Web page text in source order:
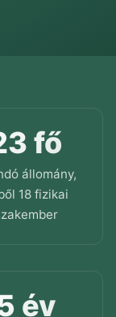
fő
állomány,
18 fizikai
év